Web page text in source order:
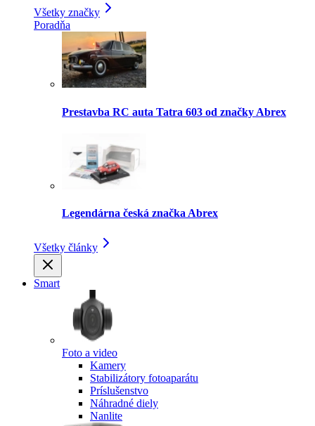
Všetky značky
Poradňa
Prestavba RC auta Tatra 603 od značky Abrex
Legendárna česká značka Abrex
Všetky články
Smart
Foto a video
Kamery
Stabilizátory fotoaparátu
Príslušenstvo
Náhradné diely
Nanlite